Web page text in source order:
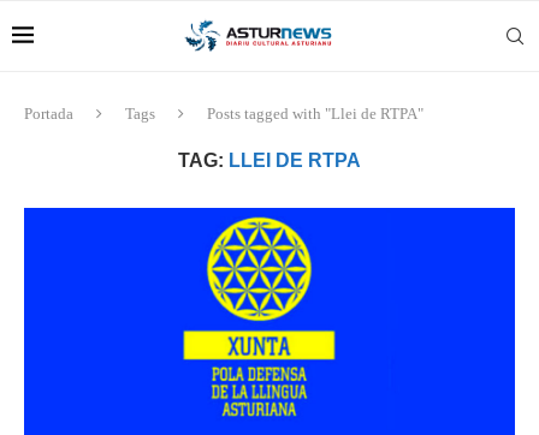
Portada Tags Posts tagged with "Llei de RTPA"
TAG: LLEI DE RTPA